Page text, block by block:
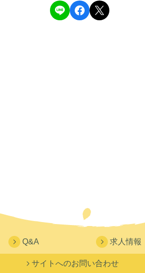
Q&A 求人情報
サイトへのお問い合わせ